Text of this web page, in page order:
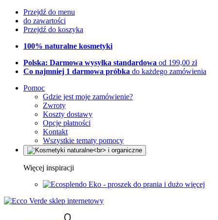
Przejdź do menu
do zawartości
Przejdź do koszyka
100% naturalne kosmetyki
Polska: Darmowa wysyłka standardowa od 199,00 zł
Co najmniej 1 darmowa próbka do każdego zamówienia
Pomoc
Gdzie jest moje zamówienie?
Zwroty
Koszty dostawy
Opcje płatności
Kontakt
Wszystkie tematy pomocy
Więcej inspiracji
Eko - proszek do prania i dużo więcej